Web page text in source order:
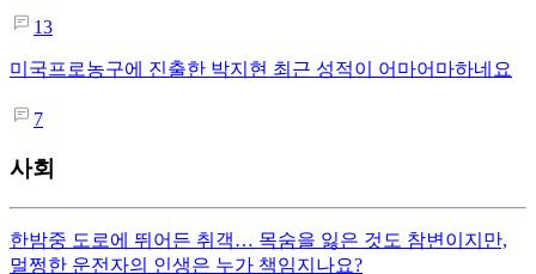
13
미국프로농구에 진출한 박지현 최근 성적이 어마어마하네요
7
사회
한밤중 도로에 뛰어든 취객… 목숨을 잃은 것도 참변이지만,
멀쩡한 운전자의 인생은 누가 책임지나요?